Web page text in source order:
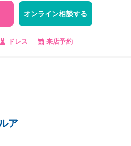
オンライン相談する
ドレス 来店予約
ア